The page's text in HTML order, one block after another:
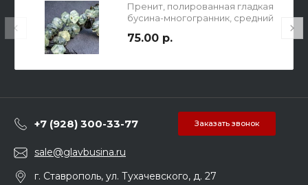
Пренит, полированная гладкая
бусина-многогранник, средний
75.00 р.
+7 (928) 300-33-77 Заказать звонок
sale@glavbusina.ru
г. Ставрополь, ул. Тухачевского, д. 27